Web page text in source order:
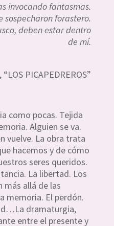
invocando fantasmas.
sospecharon forastero.
deben estar dentro
de mí.
PICAPEDREROS”
como pocas. Tejida
Alguien se va.
vuelve. La obra trata
hacemos y de cómo
seres queridos.
La libertad. Los
más allá de las
memoria. El perdón.
dramaturgia,
entre el presente y